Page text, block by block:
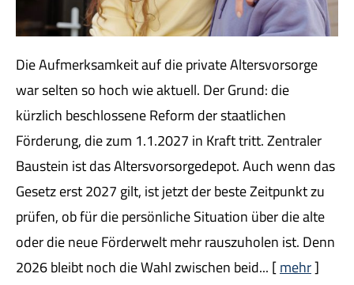
Die Aufmerksamkeit auf die private Alters­vorsorge
war selten so hoch wie aktuell. Der Grund: die
kürzlich beschlossene Reform der staatlichen
Förderung, die zum 1.1.2027 in Kraft tritt. Zentraler
Baustein ist das Alters­vorsorgedepot. Auch wenn das
Gesetz erst 2027 gilt, ist jetzt der beste Zeitpunkt zu
prüfen, ob für die persönliche Situation über die alte
oder die neue Förderwelt mehr rauszuholen ist. Denn
2026 bleibt noch die Wahl zwischen beid... [mehr]